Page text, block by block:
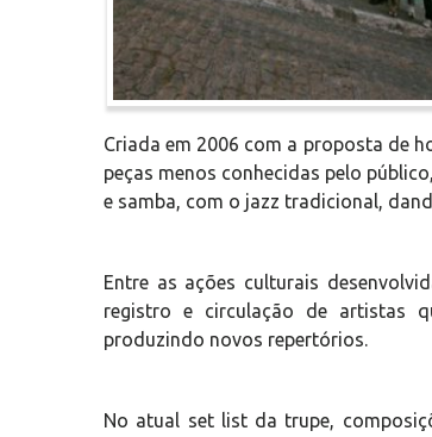
Criada em 2006 com a proposta de
peças menos conhecidas pelo
e samba, com o jazz tradicional,
Entre as ações culturais
registro e circulação de artistas
produzindo novos repertórios.
No atual set list da trupe,